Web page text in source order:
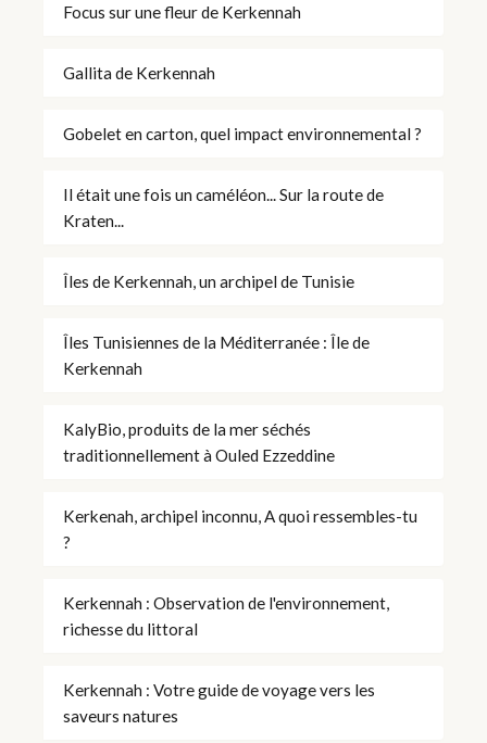
Focus sur une fleur de Kerkennah
Gallita de Kerkennah
Gobelet en carton, quel impact environnemental ?
Il était une fois un caméléon... Sur la route de
Kraten...
Îles de Kerkennah, un archipel de Tunisie
Îles Tunisiennes de la Méditerranée : Île de
Kerkennah
KalyBio, produits de la mer séchés
traditionnellement à Ouled Ezzeddine
Kerkenah, archipel inconnu, A quoi ressembles-tu
?
Kerkennah : Observation de l'environnement,
richesse du littoral
Kerkennah : Votre guide de voyage vers les
saveurs natures